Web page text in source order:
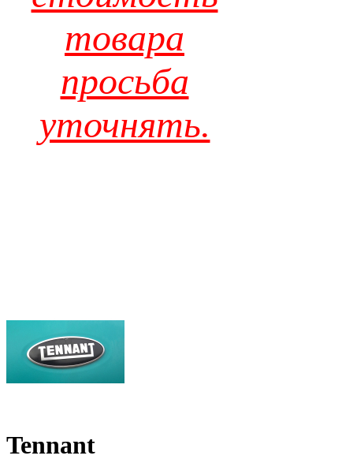
товара
просьба
уточнять.
Tennant